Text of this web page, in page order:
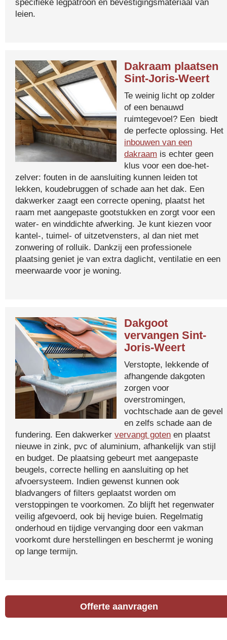
specifieke legpatroon en bevestigingsmateriaal van
leien.
Dakraam plaatsen
Sint-Joris-Weert
Te weinig licht op zolder
of een benauwd
ruimtegevoel? Een biedt
de perfecte oplossing. Het
inbouwen van een
dakraam is echter geen
klus voor een doe-het-
zelver: fouten in de aansluiting kunnen leiden tot
lekken, koudebruggen of schade aan het dak. Een
dakwerker zaagt een correcte opening, plaatst het
raam met aangepaste gootstukken en zorgt voor een
water- en winddichte afwerking. Je kunt kiezen voor
kantel-, tuimel- of uitzetvensters, al dan niet met
zonwering of rolluik. Dankzij een professionele
plaatsing geniet je van extra daglicht, ventilatie en een
meerwaarde voor je woning.
Dakgoot
vervangen Sint-
Joris-Weert
Verstopte, lekkende of
afhangende dakgoten
zorgen voor
overstromingen,
vochtschade aan de gevel
en zelfs schade aan de
fundering. Een dakwerker vervangt goten en plaatst
nieuwe in zink, pvc of aluminium, afhankelijk van stijl
en budget. De plaatsing gebeurt met aangepaste
beugels, correcte helling en aansluiting op het
afvoersysteem. Indien gewenst kunnen ook
bladvangers of filters geplaatst worden om
verstoppingen te voorkomen. Zo blijft het regenwater
veilig afgevoerd, ook bij hevige buien. Regelmatig
onderhoud en tijdige vervanging door een vakman
voorkomt dure herstellingen en beschermt je woning
op lange termijn.
Offerte aanvragen